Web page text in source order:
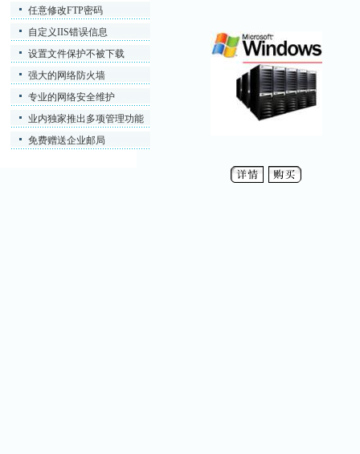
任意修改FTP密码
自定义IIS错误信息
设置文件保护不被下载
强大的网络防火墙
专业的网络安全维护
业内独家推出多项管理功能
免费赠送企业邮局